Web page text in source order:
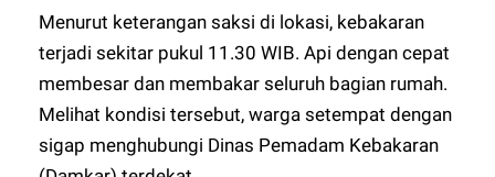
Menurut keterangan saksi di lokasi, kebakaran
terjadi sekitar pukul 11.30 WIB. Api dengan cepat
membesar dan membakar seluruh bagian rumah.
Melihat kondisi tersebut, warga setempat dengan
sigap menghubungi Dinas Pemadam Kebakaran